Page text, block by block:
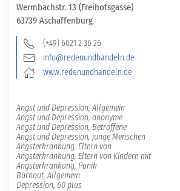
Wermbachstr. 13 (Freihofsgasse)
63739 Aschaffenburg
(+49) 6021 2 36 26
info@redenundhandeln.de
www.redenundhandeln.de
Angst und Depression, Allgemein
Angst und Depression, anonyme
Angst und Depression, Betroffene
Angst und Depression, junge Menschen
Angsterkrankung, Eltern von
Angsterkrankung, Eltern von Kindern mit
Angsterkrankung, Panik
Burnout, Allgemein
Depression, 60 plus